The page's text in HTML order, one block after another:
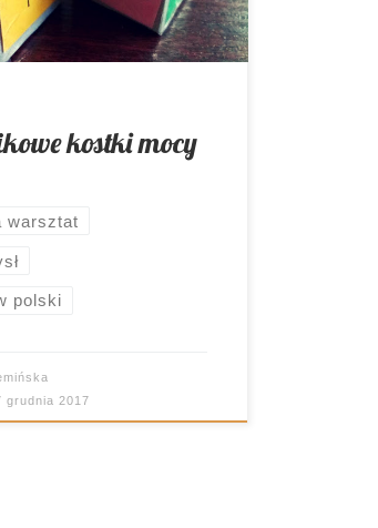
kostki mocy
warsztat
polski
grudnia 2017